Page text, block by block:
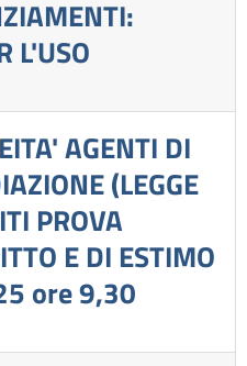
L'USO
AGENTI DI
(LEGGE
PROVA
E DI ESTIMO
ore 9,30